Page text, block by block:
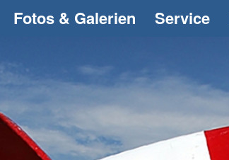
Fotos & Galerien Service